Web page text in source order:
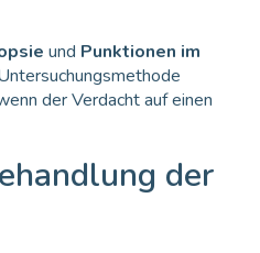
und Punktionen im
der Verdacht auf einen
der